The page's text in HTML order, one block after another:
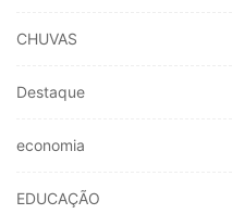
CHUVAS
Destaque
economia
EDUCAÇÃO